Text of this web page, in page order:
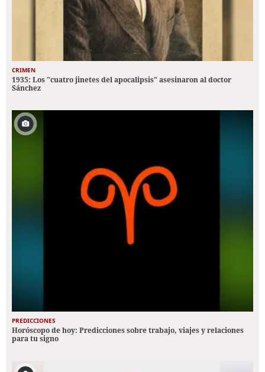
CRIMEN
1935: Los "cuatro jinetes del apocalipsis" asesinaron al doctor
Sánchez
PREDICCIONES
Horóscopo de hoy: Predicciones sobre trabajo, viajes y relaciones
para tu signo